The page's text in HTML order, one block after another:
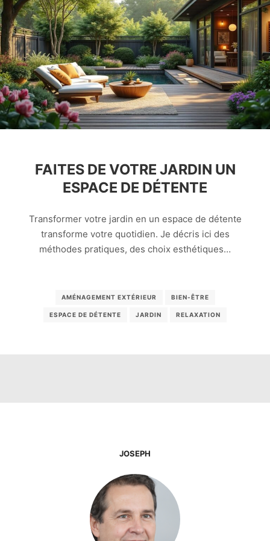
FAITES DE VOTRE JARDIN UN
ESPACE DE DÉTENTE
Transformer votre jardin en un espace de détente
transforme votre quotidien. Je décris ici des
méthodes pratiques, des choix esthétiques…
AMÉNAGEMENT EXTÉRIEUR BIEN-ÊTRE
ESPACE DE DÉTENTE JARDIN RELAXATION
JOSEPH